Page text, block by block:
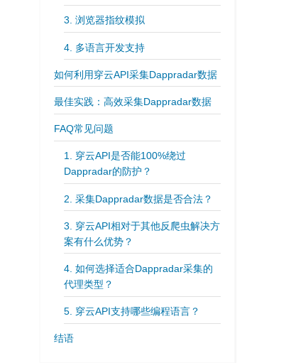
3. 浏览器指纹模拟
4. 多语言开发支持
如何利用穿云API采集Dappradar数据
最佳实践：高效采集Dappradar数据
FAQ常见问题
1. 穿云API是否能100%绕过
Dappradar的防护？
2. 采集Dappradar数据是否合法？
3. 穿云API相对于其他反爬虫解决方
案有什么优势？
4. 如何选择适合Dappradar采集的
代理类型？
5. 穿云API支持哪些编程语言？
结语